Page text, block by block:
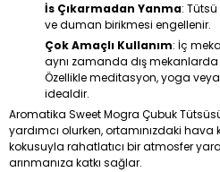
İs Çıkarmadan Yanma:
ve duman birikmesi engellenir.
Çok Amaçlı Kullanım: İç
aynı zamanda dış
Özellikle meditasyon, yoga
idealdir.
Aromatika Sweet Mogra Çubuk
yardımcı olurken, ortamınızdaki hava
kokusuyla rahatlatıcı bir atmosfer
arınmanıza katkı sağlar.